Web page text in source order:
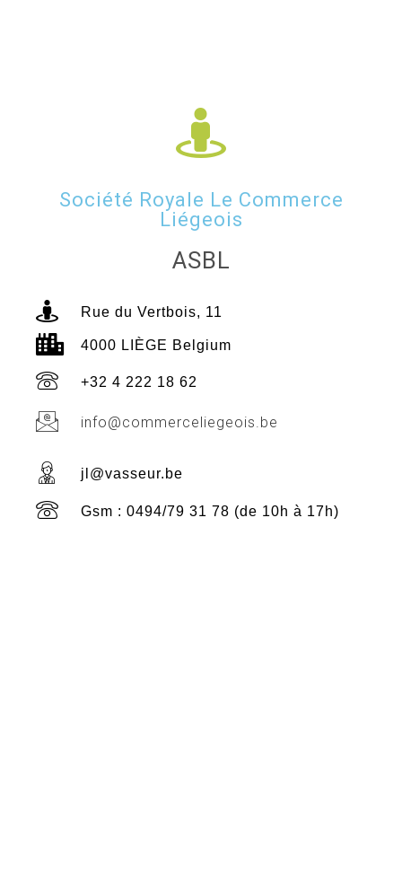
Société Royale Le Commerce
Liégeois
ASBL
Rue du Vertbois, 11
4000 LIÈGE Belgium
+32 4 222 18 62
info@commerceliegeois.be
jl@vasseur.be
Gsm : 0494/79 31 78 (de 10h à 17h)